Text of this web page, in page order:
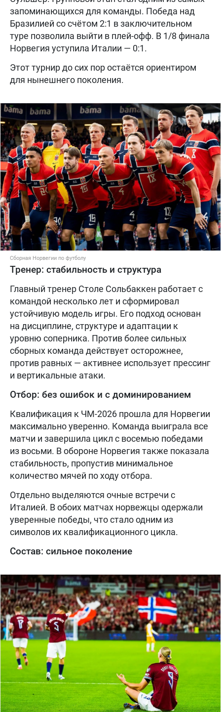
запоминающихся для команды. Победа над
Бразилией со счётом 2:1 в заключительном
туре позволила выйти в плей-офф. В 1/8 финала
Норвегия уступила Италии — 0:1.
Этот турнир до сих пор остаётся ориентиром
для нынешнего поколения.
Сборная Норвегии по футболу
Тренер: стабильность и структура
Главный тренер Столе Сольбаккен работает с
командой несколько лет и сформировал
устойчивую модель игры. Его подход основан
на дисциплине, структуре и адаптации к
уровню соперника. Против более сильных
сборных команда действует осторожнее,
против равных — активнее использует прессинг
и вертикальные атаки.
Отбор: без ошибок и с доминированием
Квалификация к ЧМ-2026 прошла для Норвегии
максимально уверенно. Команда выиграла все
матчи и завершила цикл с восемью победами
из восьми. В обороне Норвегия также показала
стабильность, пропустив минимальное
количество мячей по ходу отбора.
Отдельно выделяются очные встречи с
Италией. В обоих матчах норвежцы одержали
уверенные победы, что стало одним из
символов их квалификационного цикла.
Состав: сильное поколение